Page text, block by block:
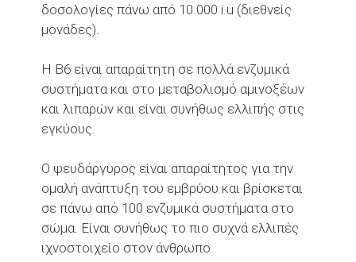
δοσολογίες πάνω από 10.000 i.u (διεθνείς
μονάδες).
Η Β6 είναι απαραίτητη σε πολλά ενζυμικά
συστήματα και στο μεταβολισμό αμινοξέων
και λιπαρών και είναι συνήθως ελλιπής στις
εγκύους.
Ο ψευδάργυρος είναι απαραίτητος για την
ομαλή ανάπτυξη του εμβρύου και βρίσκεται
σε πάνω από 100 ενζυμικά συστήματα στο
σώμα. Είναι συνήθως το πιο συχνά ελλιπές
ιχνοστοιχείο στον άνθρωπο.